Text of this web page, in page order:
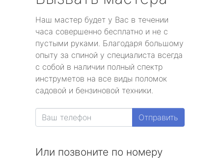
Наш мастер будет у Вас в течении
часа совершенно бесплатно и не с
пустыми руками. Благодаря большому
опыту за спиной у специалиста всегда
с собой в наличии полный спектр
инструметов на все виды поломок
садовой и бензиновой техники.
Отправить
Или позвоните по номеру